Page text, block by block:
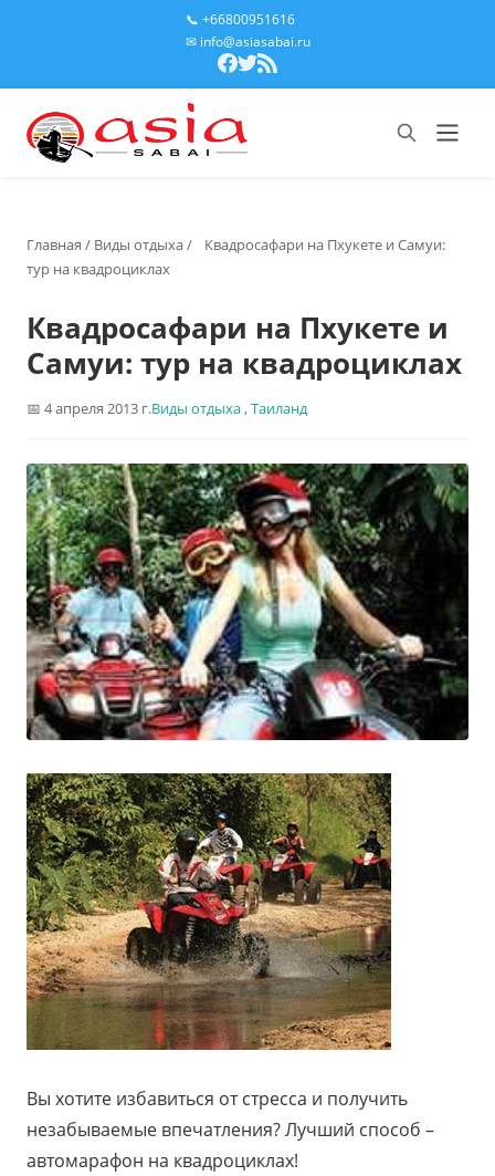
📞 +66800951616
✉ info@asiasabai.ru
Главная / Виды отдыха/
Квадросафари на Пхукете и Самуи:
тур на квадроциклах
Квадросафари на Пхукете и
Самуи: тур на квадроциклах
4 апреля 2013 г.Виды отдыха,Таиланд
Вы хотите избавиться от стресса и получить
незабываемые впечатления? Лучший способ –
автомарафон на квадроциклах!